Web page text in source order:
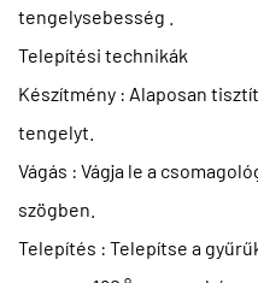
tengelysebesség
Telepítési technikák
Készítmény : Alaposan
tengelyt.
Vágás : Vágja le a
szögben.
Telepítés : Telepítse a